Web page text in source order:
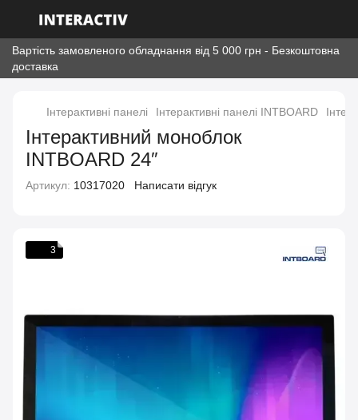
Вартість замовленого обладнання від 5 000 грн - Безкоштовна
доставка
Інтерактивні панелі Інтерактивні панелі INTBOARD
Інтерактивний моноблок
INTBOARD 24″
Артикул: 10317020 Написати відгук
3